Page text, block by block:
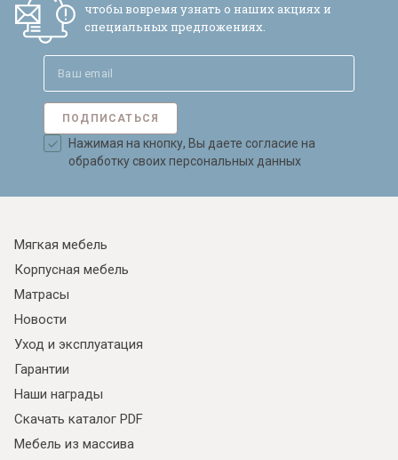
чтобы вовремя узнать о наших акциях и
специальных предложениях.
ПОДПИСАТЬСЯ
Нажимая на кнопку, Вы даете согласие на
обработку своих персональных данных
Мягкая мебель
Корпусная мебель
Матрасы
Новости
Уход и эксплуатация
Гарантии
Наши награды
Скачать каталог PDF
Мебель из массива